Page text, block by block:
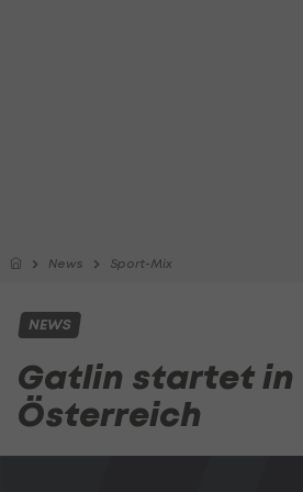
News Sport-Mix
NEWS
Gatlin startet in
Österreich